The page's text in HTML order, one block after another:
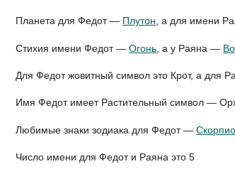
Планета для Федот — Плутон , а для имени
Стихия имени Федот —Огонь , а у Раяна —
Для Федот жовитный символ это Крот, а для
Имя Федот имеет Растительный символ —
Любимые знаки зодиака для Федот —
Число имени для Федот и Раяна это 5